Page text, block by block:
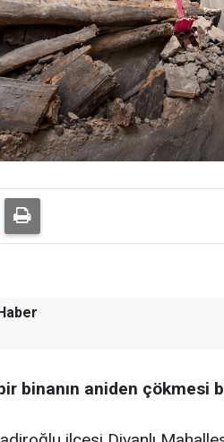
binanın aniden çökmesi